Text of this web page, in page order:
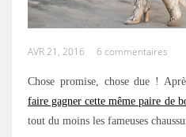
AVR 21, 2016 6 commentaires
Chose promise, chose due !
faire gagner cette même paire de
tout du moins les fameuses